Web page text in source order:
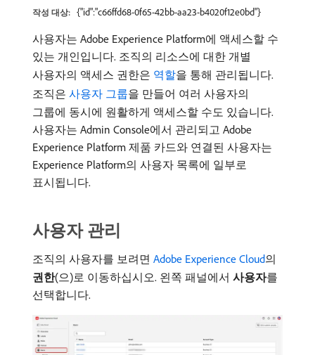
작성 대상: {"id":"c66ffd68-0f65-42bb-aa23-b4020f12e0bd"}
사용자는 Adobe Experience Platform에 액세스할 수
있는 개인입니다. 조직의 리소스에 대한 개별
사용자의 액세스 권한은 역할을 통해 관리됩니다.
조직은 사용자 그룹을 만들어 여러 사용자의
그룹에 동시에 원활하게 액세스할 수도 있습니다.
사용자는 Admin Console에서 관리되고 Adobe
Experience Platform 제품 카드와 연결된 사용자는
Experience Platform의 사용자 목록에 일부로
표시됩니다.
사용자 관리
조직의 사용자를 보려면 Adobe Experience Cloud의
권한(으)로 이동하십시오. 왼쪽 패널에서 사용자​를
선택합니다.